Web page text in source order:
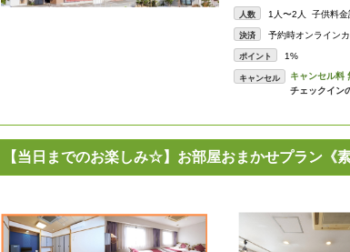
人数 1人〜2人 子供料金
決済 予約時オンライン
ポイント 1%
キャンセル
【当日までのお楽しみ☆】お部屋おまかせプラン《素